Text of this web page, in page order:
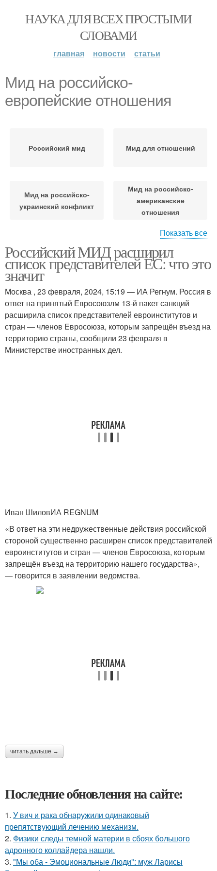
НАУКА ДЛЯ ВСЕХ ПРОСТЫМИ
СЛОВАМИ
главная новости статьи
Мид на российско-
европейские отношения
Российский мид Мид для отношений
Мид на российско-
украинский конфликт
Мид на российско-
американские
отношения
Мид на российско-
китайские отношения
Российские миды
Мид на отношения
Мид на экономические
отношения
Мид на политические
Показать все
Российский МИД расширил
список представителей ЕС: что это
значит
Москва , 23 февраля, 2024, 15:19 — ИА Регнум. Россия в
ответ на принятый Евросоюзлм 13-й пакет санкций
расширила список представителей евроинститутов и
стран — членов Евросоюза, которым запрещён въезд на
территорию страны, сообщили 23 февраля в
Министерстве иностранных дел.
Иван ШиловИА REGNUM
«В ответ на эти недружественные действия российской
стороной существенно расширен список представителей
евроинститутов и стран — членов Евросоюза, которым
запрещён въезд на территорию нашего государства»,
— говорится в заявлении ведомства.
читать дальше →
Последние обновления на сайте:
1. У вич и рака обнаружили одинаковый
препятствующий лечению механизм.
2. Физики следы темной материи в сбоях большого
адронного коллайдера нашли.
3. "Мы оба - Эмоциональные Люди": муж Ларисы